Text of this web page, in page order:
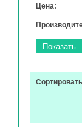
Цена:
Показать